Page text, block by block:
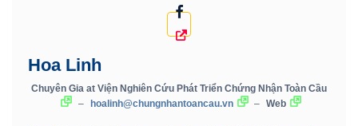
Hoa Linh
Chuyên Gia at Viện Nghiên Cứu Phát Triển Chứng Nhận Toàn Cầu
– hoalinh@chungnhantoancau.vn – Web